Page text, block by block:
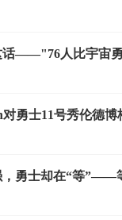
脑子进水了，我给
话——"76人比宇宙
脑子进水了，我给
勇士11号秀伦德博
。他说伦德博格是
，勇士却在“等”——